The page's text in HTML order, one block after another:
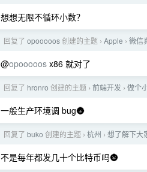
想想无限不循环小数？
回复了 opooooos创建的主题 › Apple › 微信
@opooooos x86 就对了
回复了 hronro 创建的主题 › 前端开发 › 做个
一般生产环境调 bug🌚
回复了 buko 创建的主题 › 杭州 › 想了解下大
不是每年都发几十个比特币吗🌚